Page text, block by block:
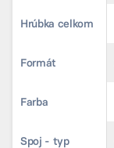
Hrúbka celkom
Formát
Farba
Spoj - typ
Hrúbka celkom
Formát
Farba
Spoj - typ